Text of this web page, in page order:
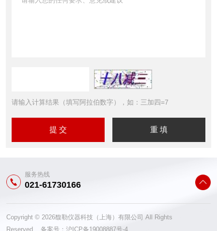
请输入计算结果（填写阿拉伯数字），如：三加四=7
服务热线
021-61730166
Copyright © 2026馥勒仪器科技（上海）有限公司 All Rights
Reserved 备案号：沪ICP备19008887号-4